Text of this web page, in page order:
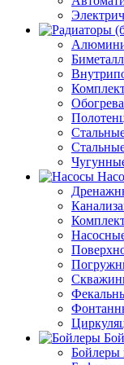
Бойлеры